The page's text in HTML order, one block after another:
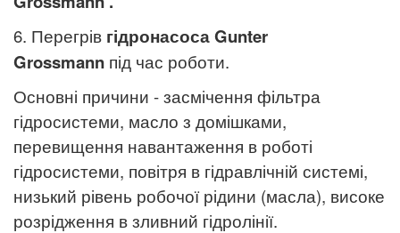
6. Перегрів гідронасосаGunter
Grossmann під час роботи.
Основні причини - засмічення фільтра
гідросистеми, масло з домішками,
перевищення навантаження в роботі
гідросистеми, повітря в гідравлічній системі,
низький рівень робочої рідини (масла), високе
розрідження в зливний гідролінії.